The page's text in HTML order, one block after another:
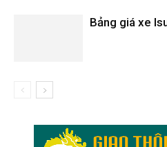
Bảng giá xe